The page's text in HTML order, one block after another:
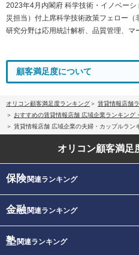
2023年4月内閣府 科学技術・イノベー
災担当）付上席科学技術政策フェロー（
研究分野は応用統計解析、品質管理、マ
顧客満足度について
オリコン顧客満足度ランキング
賃貸情報店舗
おすすめの賃貸情報店舗 広域企業ランキング
賃貸情報店舗 広域企業の夫婦・カップルラン
オリコン顧客満足
保険関連ランキング
金融関連ランキング
塾関連ランキング